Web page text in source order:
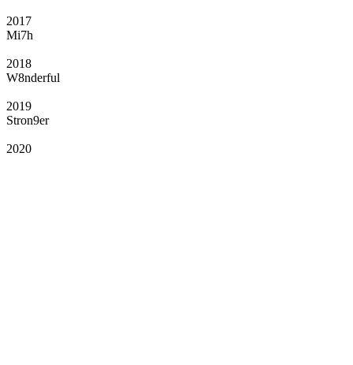
2017
Mi7h
2018
W8nderful
2019
Stron9er
2020